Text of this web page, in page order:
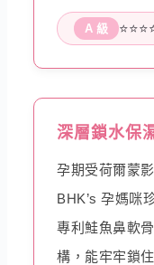
A 級
深層鎖水保
孕期受荷爾蒙
BHK’s 孕媽咪
專利鮭魚鼻軟
構，能牢牢鎖